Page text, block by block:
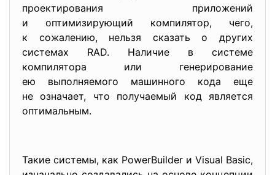
проектирования приложений
и оптимизирующий компилятор, чего,
к сожалению, нельзя сказать о других
системах RAD. Наличие в системе
компилятора или генерирование
ею выполняемого машинного кода еще
не означает, что получаемый код является
оптимальным.
Такие системы, как PowerBuilder и Visual Basic,